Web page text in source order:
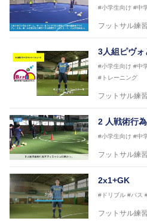
#小学生向け #中
フットサル練
3人組ピヴォ
#小学生向け #中
#トレーニング
フットサル練
2 人戦術行
#小学生向け #中
フットサル練
2x1+GK
#ドリブル #パス
フットサル練